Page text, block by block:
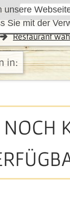
unsere
Sie mit der
Restaurant
in: